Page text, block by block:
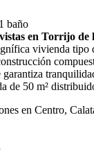
1 baño
en Torrijo de
vivienda tipo
garantiza
de 50 m²